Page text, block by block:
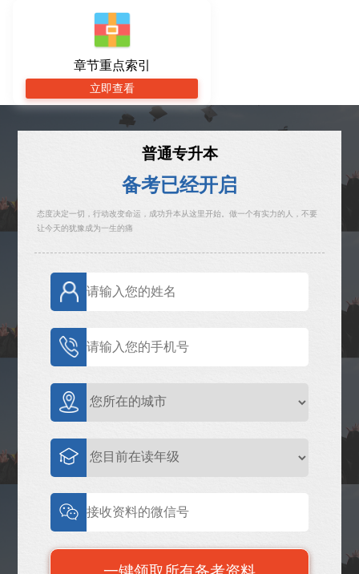
章节重点索引
立即查看
普通专升本
备考已经开启
态度决定一切，行动改变命运，成功升本从这里开始。做一个有实力的人，不要
让今天的犹豫成为一生的痛